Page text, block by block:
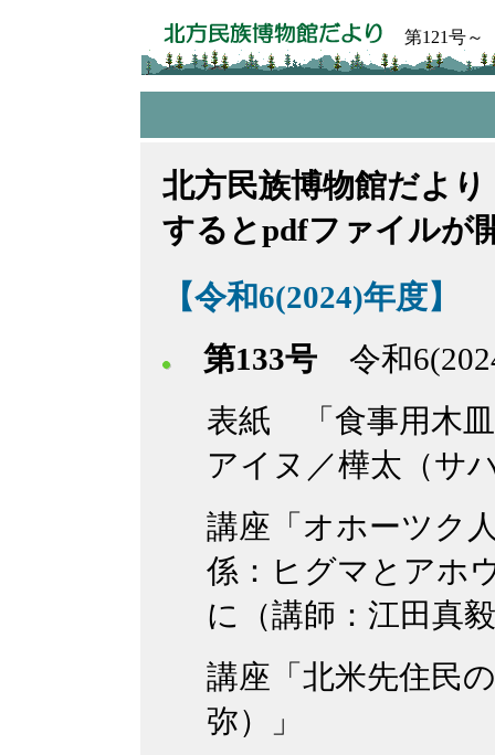
第121号～
北方民族博物館だ
するとpdfファイルが
【令和6(2024)年度】
第133号 令和
表紙 「食事用木
アイヌ／樺太（サ
講座「オホーツク
係：ヒグマとアホ
に（講師：江田真
講座「北米先住民
弥）」